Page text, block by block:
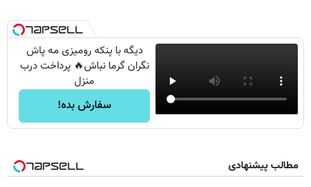
دیگه با پنکه رومیزی مه پاش
نگران گرما نباش🔥 پرداخت درب
منزل
سفارش بده!
مطالب پیشنهادی